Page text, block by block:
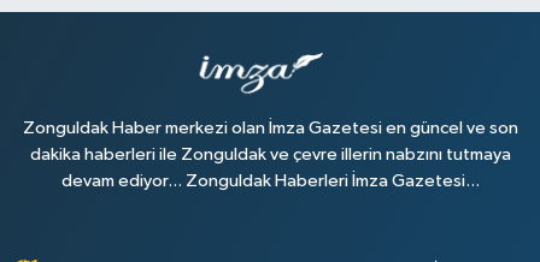
Zonguldak Haber merkezi olan İmza Gazetesi en güncel ve son
dakika haberleri ile Zonguldak ve çevre illerin nabzını tutmaya
devam ediyor... Zonguldak Haberleri İmza Gazetesi...